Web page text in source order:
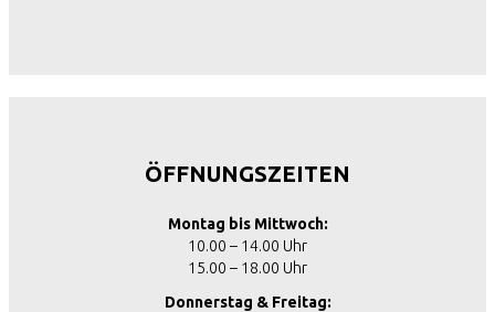
ÖFFNUNGSZEITEN
Montag bis Mittwoch:
10.00 – 14.00 Uhr
15.00 – 18.00 Uhr
Donnerstag & Freitag: